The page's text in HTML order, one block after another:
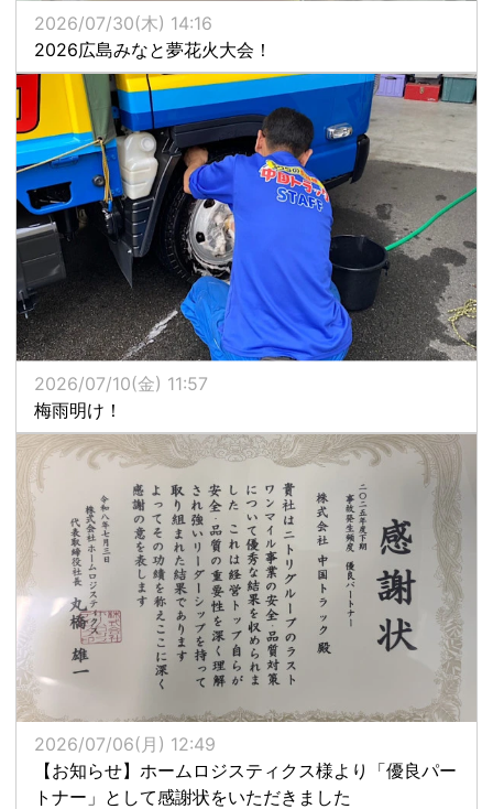
2026/07/30(木) 14:16
2026広島みなと夢花火大会！
2026/07/10(金) 11:57
梅雨明け！
2026/07/06(月) 12:49
【お知らせ】ホームロジスティクス様より「優良パー
トナー」として感謝状をいただきました